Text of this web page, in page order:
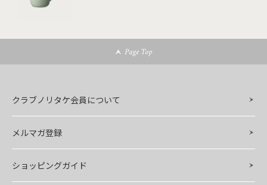
Page Top
クラブノリタケ会員について
メルマガ登録
ショッピングガイド